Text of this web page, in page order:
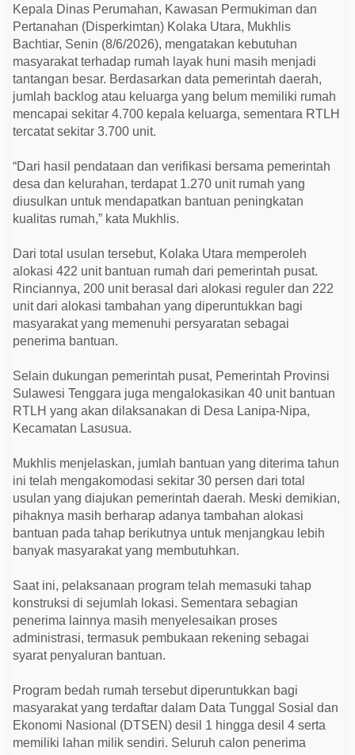
k
a
n
Kepala Dinas Perumahan, Kawasan Permukiman dan
Pertanahan (Disperkimtan) Kolaka Utara, Mukhlis
Bachtiar, Senin (8/6/2026), mengatakan kebutuhan
masyarakat terhadap rumah layak huni masih menjadi
tantangan besar. Berdasarkan data pemerintah daerah,
jumlah backlog atau keluarga yang belum memiliki rumah
mencapai sekitar 4.700 kepala keluarga, sementara RTLH
tercatat sekitar 3.700 unit.
“Dari hasil pendataan dan verifikasi bersama pemerintah
desa dan kelurahan, terdapat 1.270 unit rumah yang
diusulkan untuk mendapatkan bantuan peningkatan
kualitas rumah,” kata Mukhlis.
Dari total usulan tersebut, Kolaka Utara memperoleh
alokasi 422 unit bantuan rumah dari pemerintah pusat.
Rinciannya, 200 unit berasal dari alokasi reguler dan 222
unit dari alokasi tambahan yang diperuntukkan bagi
masyarakat yang memenuhi persyaratan sebagai
penerima bantuan.
Selain dukungan pemerintah pusat, Pemerintah Provinsi
Sulawesi Tenggara juga mengalokasikan 40 unit bantuan
RTLH yang akan dilaksanakan di Desa Lanipa-Nipa,
Kecamatan Lasusua.
Mukhlis menjelaskan, jumlah bantuan yang diterima tahun
ini telah mengakomodasi sekitar 30 persen dari total
usulan yang diajukan pemerintah daerah. Meski demikian,
pihaknya masih berharap adanya tambahan alokasi
bantuan pada tahap berikutnya untuk menjangkau lebih
banyak masyarakat yang membutuhkan.
Saat ini, pelaksanaan program telah memasuki tahap
konstruksi di sejumlah lokasi. Sementara sebagian
penerima lainnya masih menyelesaikan proses
administrasi, termasuk pembukaan rekening sebagai
syarat penyaluran bantuan.
Program bedah rumah tersebut diperuntukkan bagi
masyarakat yang terdaftar dalam Data Tunggal Sosial dan
Ekonomi Nasional (DTSEN) desil 1 hingga desil 4 serta
memiliki lahan milik sendiri. Seluruh calon penerima